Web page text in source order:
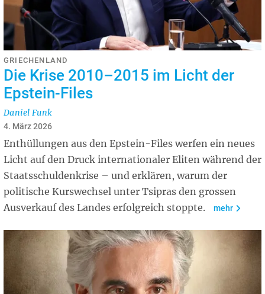
GRIECHENLAND
Die Krise 2010–2015 im Licht der
Epstein-Files
Daniel Funk
4. März 2026
Enthüllungen aus den Epstein-Files werfen ein neues
Licht auf den Druck internationaler Eliten während der
Staatsschuldenkrise – und erklären, warum der
politische Kurswechsel unter Tsipras den grossen
Ausverkauf des Landes erfolgreich stoppte.
mehr